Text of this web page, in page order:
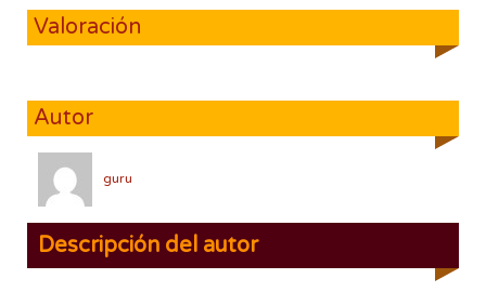
Valoración
Autor
guru
Descripción del autor